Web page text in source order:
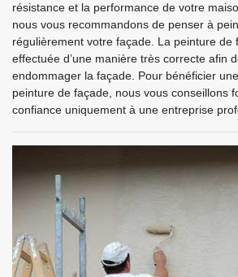
résistance et la performance de votre
nous vous recommandons de penser à
régulièrement votre façade. La peinture de
effectuée d’une manière très correcte afin
endommager la façade. Pour bénéficier
peinture de façade, nous vous conseillons
confiance uniquement à une entreprise